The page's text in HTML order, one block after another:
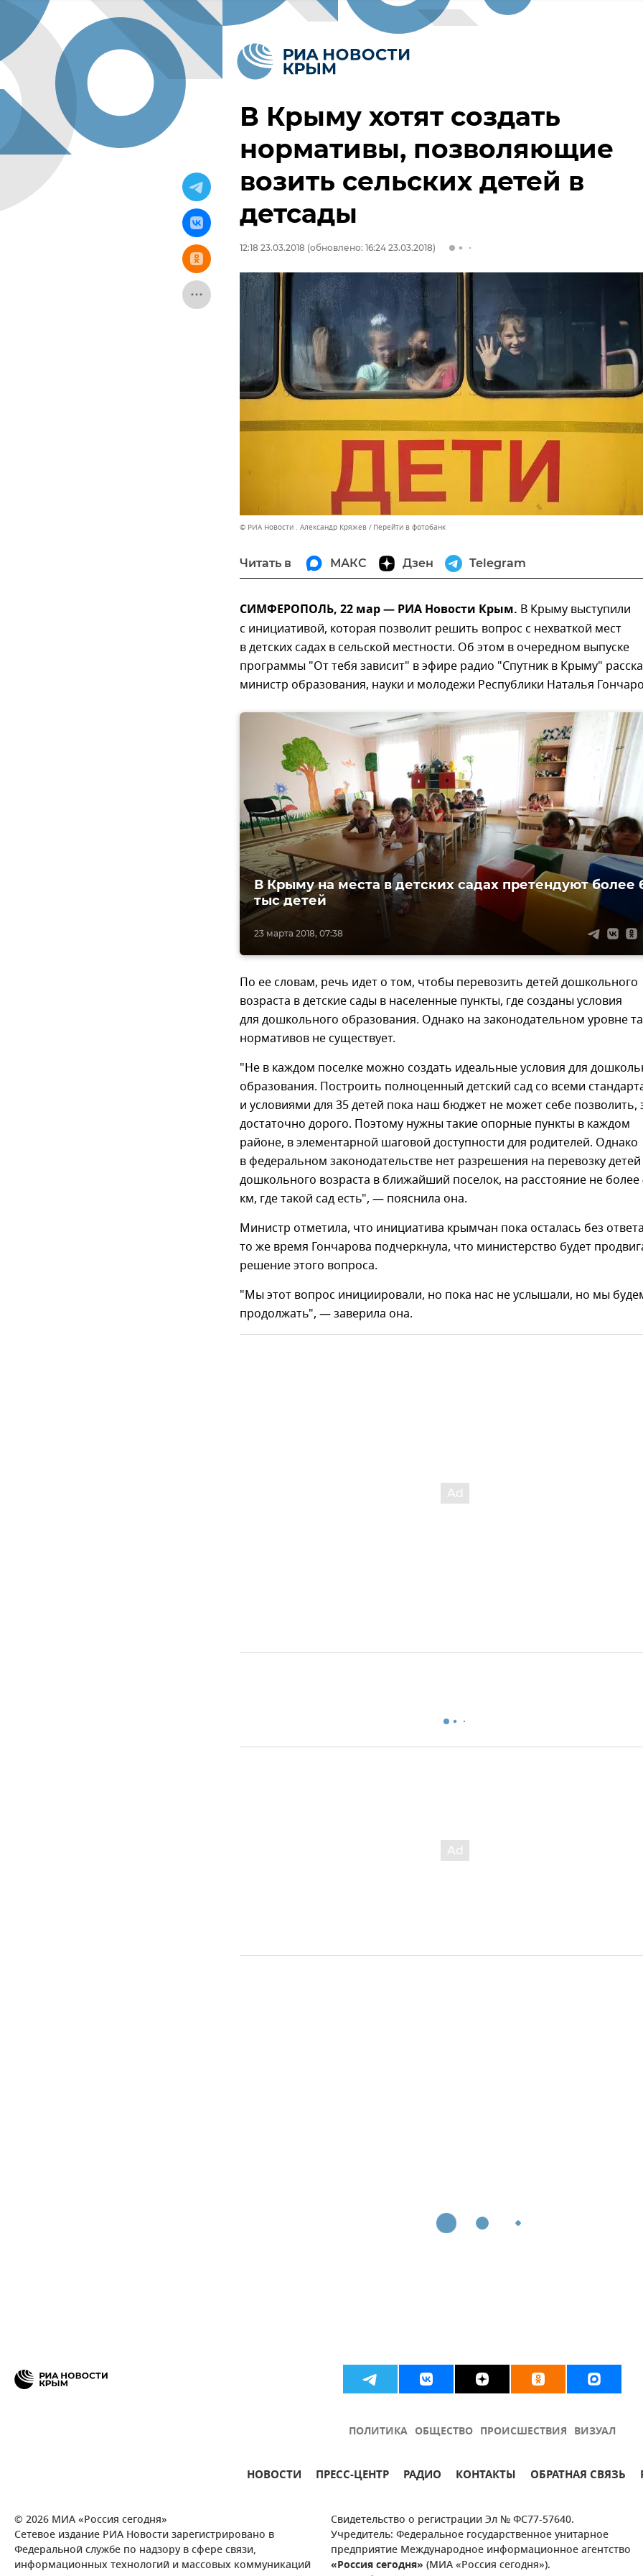
В Крыму хотят создать
нормативы, позволяющие
возить сельских детей в
детсады
12:18 23.03.2018 (обновлено: 16:24 23.03.2018)
© РИА Новости . Александр Кряжев Перейти в фотобанк
Читать в МАКС Дзен Telegram
СИМФЕРОПОЛЬ, 22 мар — РИА Новости Крым. В Крыму выступили
с инициативой, которая позволит решить вопрос с нехваткой мест
в детских садах в сельской местности. Об этом в очередном выпуске
программы "От тебя зависит" в эфире радио "Спутник в Крыму"
министр образования, науки и молодежи Республики Наталья
23 марта 2018, 07:38
В Крыму на места в детских садах претендуют более
тыс детей
По ее словам, речь идет о том, чтобы перевозить детей дошкольного
возраста в детские сады в населенные пункты, где созданы условия
для дошкольного образования. Однако на законодательном уровне
нормативов не существует.
"Не в каждом поселке можно создать идеальные условия для
образования. Построить полноценный детский сад со всеми
и условиями для 35 детей пока наш бюджет не может себе позволить,
достаточно дорого. Поэтому нужны такие опорные пункты в каждом
районе, в элементарной шаговой доступности для родителей. Однако
в федеральном законодательстве нет разрешения на перевозку детей
дошкольного возраста в ближайший поселок, на расстояние не более
км, где такой сад есть", — пояснила она.
Министр отметила, что инициатива крымчан пока осталась без
то же время Гончарова подчеркнула, что министерство будет
решение этого вопроса.
"Мы этот вопрос инициировали, но пока нас не услышали, но мы
продолжать", — заверила она.
ПОЛИТИКА ОБЩЕСТВО ПРОИСШЕСТВИЯ ВИЗУАЛ
НОВОСТИ ПРЕСС-ЦЕНТР РАДИО КОНТАКТЫ ОБРАТНАЯ СВЯЗЬ
© 2026 МИА «Россия сегодня»
Сетевое издание РИА Новости зарегистрировано в
Федеральной службе по надзору в сфере связи,
информационных технологий и массовых коммуникаций
Свидетельство о регистрации Эл № ФС77-57640.
Учредитель: Федеральное государственное унитарное
предприятие Международное информационное агентство
«Россия сегодня» (МИА «Россия сегодня»).